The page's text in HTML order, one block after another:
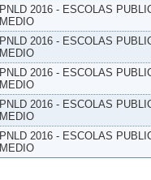
PNLD 2016 - ESCOLAS
MEDIO
PNLD 2016 - ESCOLAS
MEDIO
PNLD 2016 - ESCOLAS
MEDIO
PNLD 2016 - ESCOLAS
MEDIO
PNLD 2016 - ESCOLAS
MEDIO